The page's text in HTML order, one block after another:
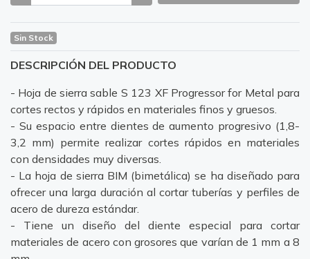
Sin Stock
DESCRIPCIÓN DEL PRODUCTO
- Hoja de sierra sable S 123 XF Progressor for Metal para
cortes rectos y rápidos en materiales finos y gruesos.
- Su espacio entre dientes de aumento progresivo (1,8-
3,2 mm) permite realizar cortes rápidos en materiales
con densidades muy diversas.
- La hoja de sierra BIM (bimetálica) se ha diseñado para
ofrecer una larga duración al cortar tuberías y perfiles de
acero de dureza estándar.
- Tiene un diseño del diente especial para cortar
materiales de acero con grosores que varían de 1 mm a 8